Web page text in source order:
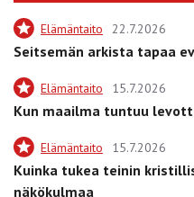
Elämäntaito 22.7.2026
Seitsemän arkista tapaa
Elämäntaito 15.7.2026
Kun maailma tuntuu
Elämäntaito 15.7.2026
Kuinka tukea teinin
näkökulmaa